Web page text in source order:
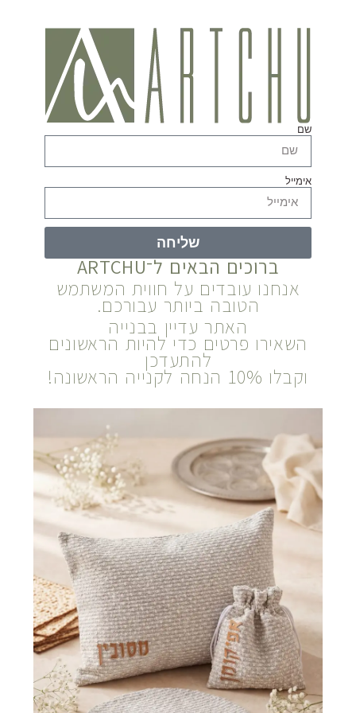
שם
אימייל
שליחה
ברוכים הבאים ל־ARTCHU
אנחנו עובדים על חווית המשתמש
הטובה ביותר עבורכם.
האתר עדיין בבנייה
השאירו פרטים כדי להיות הראשונים
להתעדכן
וקבלו 10% הנחה לקנייה הראשונה!